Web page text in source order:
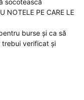
socotească
NOTELE PE CARE LE
burse și ca să
trebui verificat și